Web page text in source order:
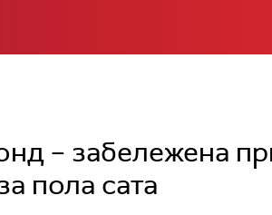
– забележена
пола сата